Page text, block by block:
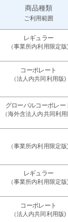
商品種類
ご利用範囲